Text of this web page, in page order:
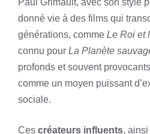
Paul Grimault, avec son style
donné vie à des films qui
générations, comme Le Roi et
connu pour La Planète
profonds et souvent
comme un moyen puissant
sociale.
Ces créateurs influents,